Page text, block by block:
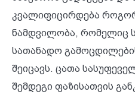
კვალიფიცირდება
ნამდვილობა, რომელიც
სათანადო
შეიცავს. ცათა
შემდეგი ფაზისათვის